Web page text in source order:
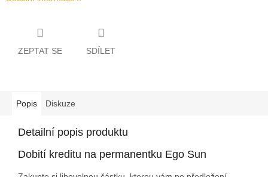
ZEPTAT SE SDÍLET
Popis Diskuze
Detailní popis produktu
Dobití kreditu na permanentku Ego Sun